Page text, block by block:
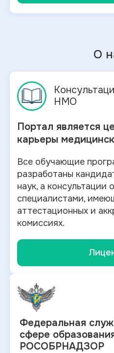
О
НМО
Портал является
карьеры
Все обучающие
разработаны
наук, а консультации
специалистами,
аттестационных и
комиссиях.
Федеральная
сфере
РОСОБРНАДЗОР